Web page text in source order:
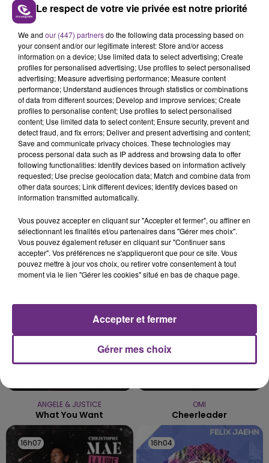
LA CENTRALE NUCLÉAIRE DE CHOOZ
TOUJOURS À L'ARRÊT
Cela fait déjà une semaine que la centrale
nucléaire ardennaise est à l'arrêt. Une situation
justifiée par la sécheresse intense qui est toujours
présente.
LE MAGASIN JOUÉCLUB DE REIMS FERME
SES PORTES
C'était l'une des institutions du centre-ville
rémois. Le magasin JouéClub est contraint de
fermer ses portes.
TITRES DIFFUSÉS
ANGELE & JUSTICE
What You Want
OMI
Cheerleader
16h07
16h07 16h04
16h04
Le respect de votre vie privée est notre priorité
We and our (447) partnersdo the following data processing based on
your consent and/or our legitimate interest: Store and/or access
information on a device; Use limited data to select advertising; Create
profiles for personalised advertising; Use profiles to select personalised
advertising; Measure advertising performance; Measure content
performance; Understand audiences through statistics or combinations
of data from different sources; Develop and improve services; Create
profiles to personalise content; Use profiles to select personalised
content; Use limited data to select content; Ensure security, prevent and
detect fraud, and fix errors; Deliver and present advertising and content;
Save and communicate privacy choices. These technologies may
process personal data such as IP address and browsing data to offer
following functionalities: Identify devices based on information actively
requested; Use precise geolocation data; Match and combine data from
other data sources; Link different devices; Identify devices based on
information transmitted automatically.
Vous pouvez accepter en cliquant sur "Accepter et fermer", ou affiner en
sélectionnant les finalités et/ou partenaires dans "Gérer mes choix".
Vous pouvez également refuser en cliquant sur "Continuer sans
accepter". Vos préférences ne s'appliqueront que pour ce site. Vous
pouvez mettre à jour vos choix, ou retirer votre consentement à tout
moment via le lien "Gérer les cookies" situé en bas de chaque page.
Gérer mes choix
Accepter et fermer